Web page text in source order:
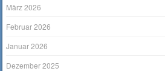
März 2026
Februar 2026
Januar 2026
Dezember 2025